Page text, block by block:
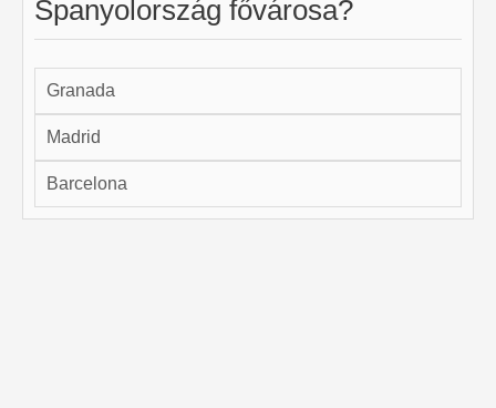
Spanyolország fővárosa?
Granada
Madrid
Barcelona